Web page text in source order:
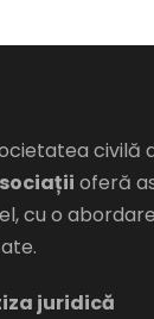
civilă
oferă
cu o
juridică